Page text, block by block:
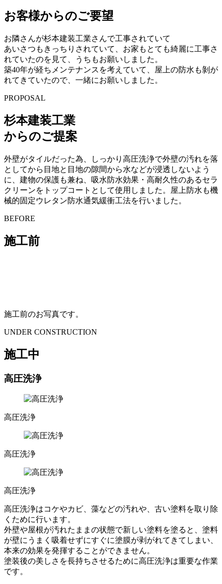
お客様からのご要望
お隣さんが杉本建装工業さんで工事されていて
あいさつもきっちりされていて、お家もとても綺麗に工事さ
れていたのを見て、うちもお願いしました。
築40年が経ちメンテナンスを考えていて、屋上の防水も剝が
れてきていたので、一緒にお願いしました。
PROPOSAL
杉本建装工業
からのご提案
外壁がタイルだった為、しっかり高圧洗浄で外壁の汚れを落
としてから目地と目地の隙間から水などが浸透しないよう
に、建物の保護も兼ね、吸水防水効果・高耐久性のあるセラ
クリーンをトップコートとして使用しました。屋上防水も機
械的固定ウレタン防水通気緩衝工法を行いました。
BEFORE
施工前
施工前のお写真です。
UNDER CONSTRUCTION
施工中
高圧洗浄
高圧洗浄
高圧洗浄
高圧洗浄
高圧洗浄はコケやカビ、藻などの汚れや、古い塗料を取り除
くために行います。
外壁や屋根が汚れたままの状態で新しい塗料を塗ると、塗料
が壁にうまく吸着せずにすぐに塗膜が剥がれてきてしまい、
本来の効果を発揮することができません。
塗装後の美しさを長持ちさせるために高圧洗浄は重要な作業
です。